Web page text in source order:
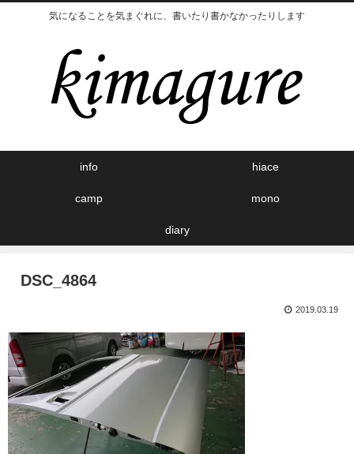
気になることを気まぐれに、書いたり書かなかったりします
info hiace
camp mono
diary
DSC_4864
2019.03.19